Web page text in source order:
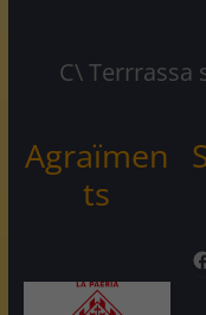
C\ Terrrassa
Agraïmen
ts